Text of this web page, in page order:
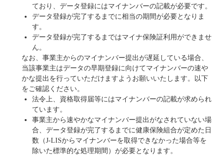
ており、データ登録にはマイナンバーの記載が必要です。
データ登録が完了するまでに相当の期間が必要となりま
す。
データ登録が完了するまではマイナ保険証利用ができませ
ん。
なお、事業主からのマイナンバー提出が遅延している場合、
当該事業主はデータの早期登録に向けてマイナンバーの速や
かな提出を行っていただけますようお願いいたします。以下
をご確認ください。
法令上、資格取得届等にはマイナンバーの記載が求められ
ています。
事業主から速やかなマイナンバー提出がなされていない場
合、データ登録が完了するまでに健康保険組合が定めた日
数（J-LISからマイナンバーを取得できなかった場合等を
除いた標準的な処理期間）が必要となります。